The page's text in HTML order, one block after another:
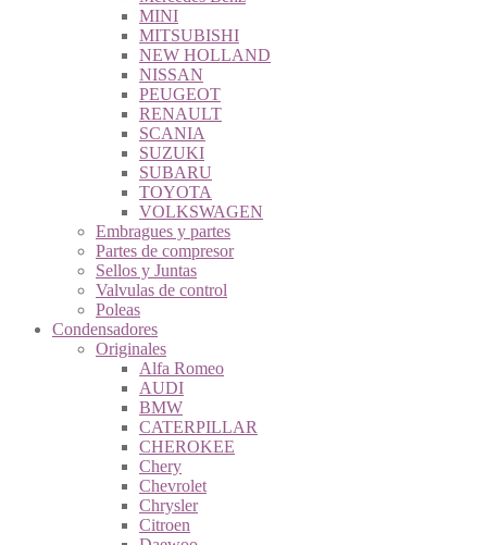
MINI
MITSUBISHI
NEW HOLLAND
NISSAN
PEUGEOT
RENAULT
SCANIA
SUZUKI
SUBARU
TOYOTA
VOLKSWAGEN
Embragues y partes
Partes de compresor
Sellos y Juntas
Valvulas de control
Poleas
Condensadores
Originales
Alfa Romeo
AUDI
BMW
CATERPILLAR
CHEROKEE
Chery
Chevrolet
Chrysler
Citroen